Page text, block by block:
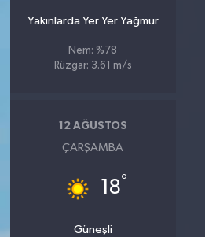
Yakınlarda Yer Yer Yağmur
Nem: %78
Rüzgar: 3.61 m/s
12 AĞUSTOS
ÇARŞAMBA
18°
Güneşli